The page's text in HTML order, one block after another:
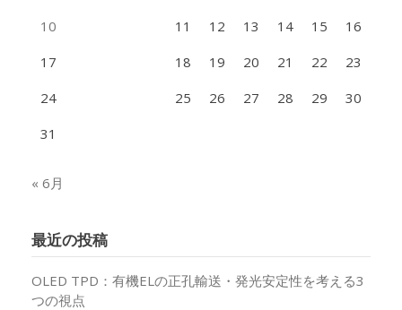
10
11 12 13 14 15
16
17
18 19 20 21 22
23
24
25 26 27 28 29
30
31
« 6月
最近の投稿
OLED TPD：有機ELの正孔輸送・発光安定性を考える3
つの視点